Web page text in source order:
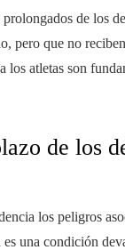
de los
pero que no
atletas son
de los
los peligros
una condición